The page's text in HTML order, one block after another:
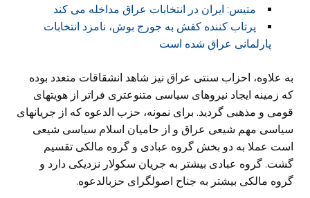
متیس: ایران در انتخابات عراق مداخله می کند
پرتاب کننده کفش به جورج بوش، نامزد انتخابات
پارلمانی عراق شده است
به علاوه، احزاب سنتی عراق نیز شاهد انشقاقات متعدد بوده
که زمینه ایجاد نیروهای سیاسی متنوعتری فراتر از هویتهای
قومی و مذهبی گردید. برای نمونه، حزب الدعوه که از جریانهای
سیاسی مهم شیعی عراق و از حامیان اسلام سیاسی شیعی
است عملا به دو بخش گروه عبادی و گروه مالکی تقسیم
گشت. گروه عبادی بیشتر به جریان سکولار نزدیکی دارد و
گروه مالکی بیشتر به جناح اصولگرای حزبالدعوه.